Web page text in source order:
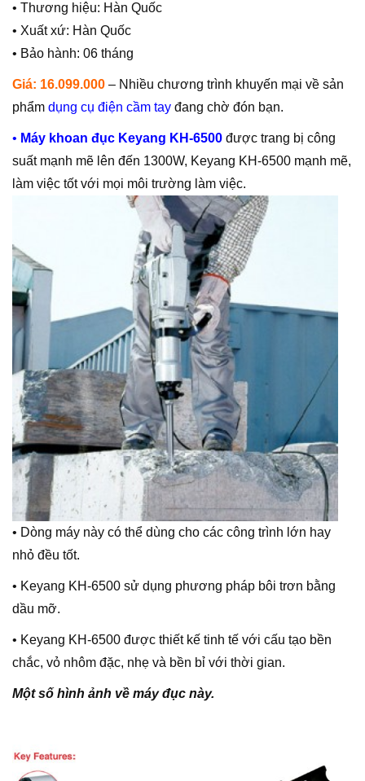
• Thương hiệu: Hàn Quốc
• Xuất xứ: Hàn Quốc
• Bảo hành: 06 tháng
Giá: 16.099.000 – Nhiều chương trình khuyến mại về sản
phẩm dụng cụ điện cầm tay đang chờ đón bạn.
• Máy khoan đục Keyang KH-6500 được trang bị công
suất mạnh mẽ lên đến 1300W, Keyang KH-6500 mạnh mẽ,
làm việc tốt với mọi môi trường làm việc.
• Dòng máy này có thể dùng cho các công trình lớn hay
nhỏ đều tốt.
• Keyang KH-6500 sử dụng phương pháp bôi trơn bằng
dầu mỡ.
• Keyang KH-6500 được thiết kế tinh tế với cấu tạo bền
chắc, vỏ nhôm đặc, nhẹ và bền bỉ với thời gian.
Một số hình ảnh về máy đục này.